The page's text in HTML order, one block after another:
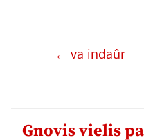
← va indaûr
Gnovis vielis